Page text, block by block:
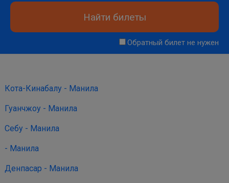
Найти билеты
Обратный билет не нужен
Кота-Кинабалу - Манила
Гуанчжоу - Манила
Себу - Манила
- Манила
Денпасар - Манила